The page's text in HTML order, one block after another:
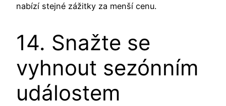
nabízí stejné zážitky za menší cenu.
14. Snažte se
vyhnout sezónním
událostem